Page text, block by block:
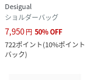
Desigual
ショルダーバッグ
7,950円 50%OFF
722ポイント(10%ポイント
バック)